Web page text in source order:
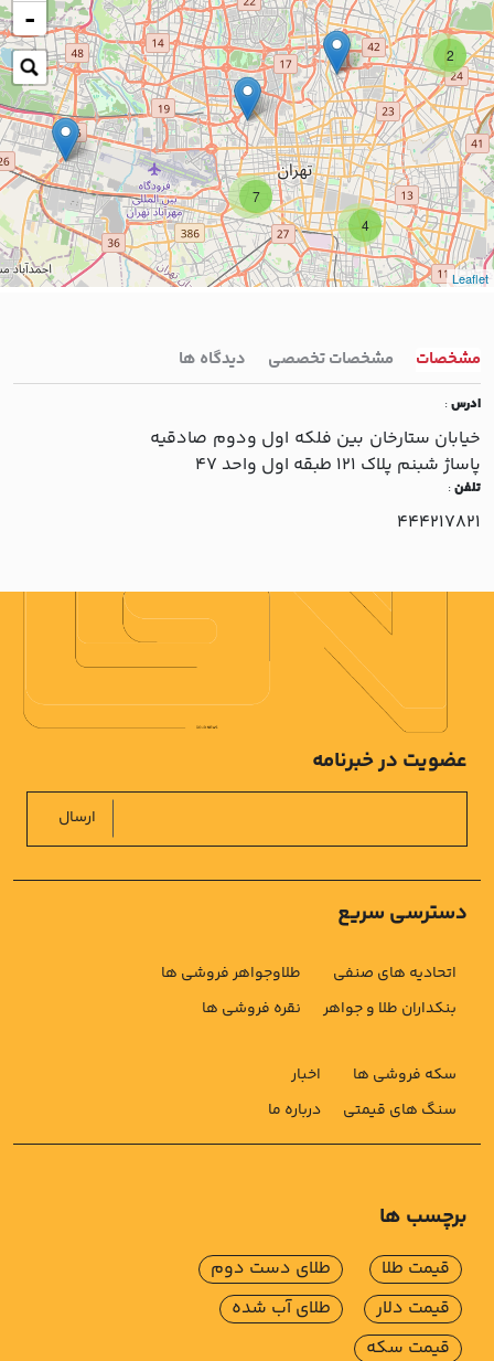
7
2
4
-
Leaflet
مشخصات مشخصات تخصصی دیدگاه ها
ادرس:
خيابان ستارخان بين فلکه اول ودوم صادقيه
پاساژ شبنم پلاک 121 طبقه اول واحد 47
تلفن:
444217821
دسترسی سریع
اتحادیه های صنفی
بنکداران طلا و جواهر
طلاوجواهر فروشی ها
نقره فروشی ها
سکه فروشی ها
سنگ های قیمتی
اخبار
درباره ما
عضویت در خبرنامه
ارسال
برچسب ها
قیمت طلا
قیمت دلار
قیمت سکه
طلای دست دوم
طلای آب شده